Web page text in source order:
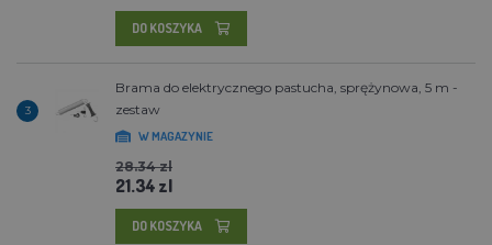
DO KOSZYKA
3
Brama do elektrycznego pastucha, sprężynowa, 5 m -
zestaw
W MAGAZYNIE
28.34 zl
21.34 zl
DO KOSZYKA